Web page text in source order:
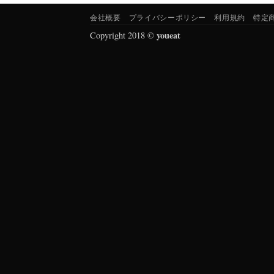
会社概要 プライバシーポリシー 利用規約 特定
Copyright 2018 © youeat